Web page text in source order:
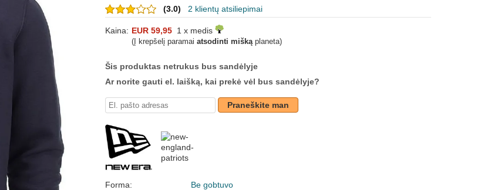
(3.0) 2 klientų atsiliepimai
Kaina: EUR 59,95 1 x medis
(Į krepšelį paramai atsodinti miškąplaneta)
Šis produktas netrukus bus sandėlyje
Ar norite gauti el. laišką, kai prekė vėl bus sandėlyje?
Praneškite man
Forma:
Be gobtuvo